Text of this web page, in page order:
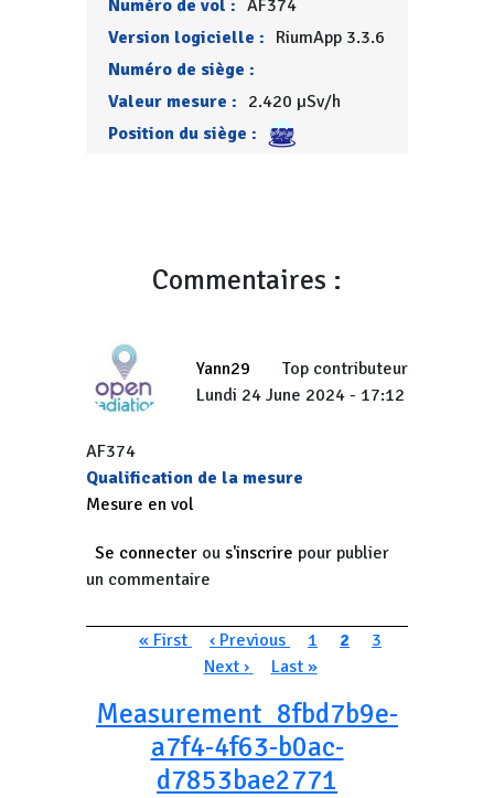
Numéro de vol : AF374
Version logicielle : RiumApp 3.3.6
Numéro de siège :
Valeur mesure : 2.420 µSv/h
Position du siège :
Commentaires :
Yann29
Top contributeur
Lundi 24 June 2024 - 17:12
AF374
Qualification de la mesure
Mesure en vol
Se connecter ou s'inscrire pour publier
un commentaire
Pagination
Première page
« First Page précédente
‹ Previous Page
1 Page courante
2 Page
3
Next ›
Dernière page
Last »
Measurement_8fbd7b9e-
a7f4-4f63-b0ac-
d7853bae2771